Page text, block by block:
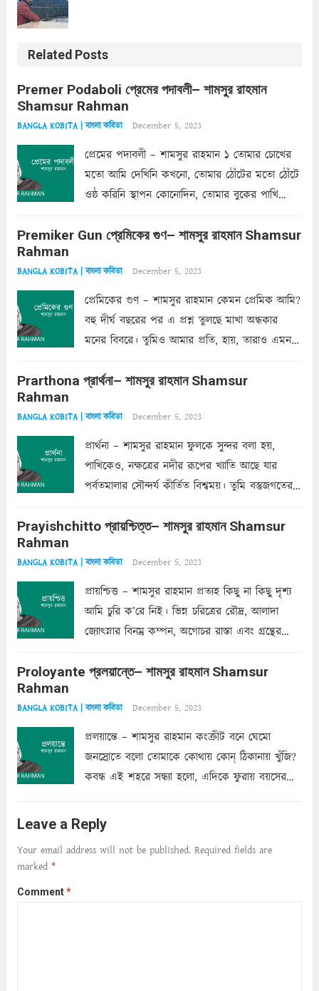
Related Posts
Premer Podaboli প্রেমের পদাবলী– শামসুর রাহমান
Shamsur Rahman
BANGLA KOBITA | বাংলা কবিতা December 5, 2023
প্রেমের পদাবলী – শামসুর রাহমান ১ তোমার চোখের
মতো আমি দেখিনি কখনো, তোমার ঠোঁটের মতো ঠোঁটে
ওষ্ঠ করিনি স্থাপন কোনোদিন, তোমার বুকের পাখি
কোথাও কি এরকম ছায়া দেয় ক্লান্তির প্রহরে? মুছে
Premiker Gun প্রেমিকের গুণ– শামসুর রাহমান Shamsur
Rahman
BANGLA KOBITA | বাংলা কবিতা December 5, 2023
প্রেমিকের গুণ – শামসুর রাহমান কেমন প্রেমিক আমি?
বহু দীর্ঘ বছরের পর এ প্রশ্ন তুলছে মাখা অন্ধকার
মনের বিবরে। তুমিও আমার প্রতি, হায়, তারাও এমন
একান্ত জরুরি- নইলে একটি দেয়াল নিমেষেই ভীষণ
Prarthona প্রার্থনা– শামসুর রাহমান Shamsur
Rahman
BANGLA KOBITA | বাংলা কবিতা December 5, 2023
প্রার্থনা – শামসুর রাহমান ফুলকে সুন্দর বলা হয়,
পাখিকেও, নক্ষত্রের নদীর রূপের খ্যাতি আছে যার
পর্বতমালার সৌন্দর্য কীর্তিত বিশ্বময়। তুমি বস্তুজগতের
তার সুষমায় পার্থক্য অনেক। তোমাকে সুন্দরী বলা চলে,
Prayishchitto প্রায়শ্চিত্ত– শামসুর রাহমান Shamsur
Rahman
BANGLA KOBITA | বাংলা কবিতা December 5, 2023
প্রায়শ্চিত্ত – শামসুর রাহমান প্রত্যহ কিছু না কিছু দৃশ্য
আমি চুরি ক’রে নিই। ভিন্ন চরিত্রের রৌদ্র, আলাদা
জ্যোৎস্নার বিনম্র কম্পন, অগোচর রাস্তা এবং গ্রন্থের
ছায়াচ্ছন্ন মোহন মিথুন মূর্তি, লোপামুদ্রা ভীষণ বিব্রত
Proloyante প্রলয়ান্তে– শামসুর রাহমান Shamsur
Rahman
BANGLA KOBITA | বাংলা কবিতা December 5, 2023
প্রলয়ান্তে – শামসুর রাহমান কংক্রীট বনে ঘেমো
জনস্রোতে বলো তোমাকে কোথায় কোন্‌ ঠিকানায় খুঁজি?
কবন্ধ এই শহরে সন্ধ্যা হলো, এদিকে ফুরায় বয়সের
আমার শরীরে সখ্য গড়ে, তোমার গহন ঊর্মিল যৌবন
আনে আশ্বন...
Leave a Reply
Your email address will not be published. Required fields are
marked *
Comment*